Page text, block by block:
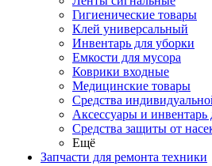
Гигиенические товары
Клей универсальный
Инвентарь для уборки
Емкости для мусора
Коврики входные
Медицинские товары
Средства
Аксессуары и инвентарь
Средства защиты от
Ещё
Запчасти для ремонта техники